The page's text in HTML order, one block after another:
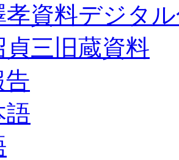
孝資料デジタ
貞三旧蔵資料
告
語